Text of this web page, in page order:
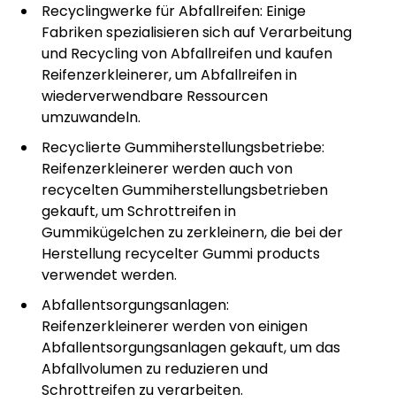
Recyclingwerke für Abfallreifen: Einige
Fabriken spezialisieren sich auf Verarbeitung
und Recycling von Abfallreifen und kaufen
Reifenzerkleinerer, um Abfallreifen in
wiederverwendbare Ressourcen
umzuwandeln.
Recyclierte Gummiherstellungsbetriebe:
Reifenzerkleinerer werden auch von
recycelten Gummiherstellungsbetrieben
gekauft, um Schrottreifen in
Gummikügelchen zu zerkleinern, die bei der
Herstellung recycelter Gummi products
verwendet werden.
Abfallentsorgungsanlagen:
Reifenzerkleinerer werden von einigen
Abfallentsorgungsanlagen gekauft, um das
Abfallvolumen zu reduzieren und
Schrottreifen zu verarbeiten.